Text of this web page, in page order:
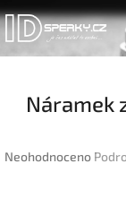
Přejít
na
obsah
Náramek
Průměrné
Neohodnoceno